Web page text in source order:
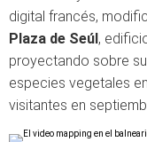
digital francés,
Plaza de Seúl,
proyectando sobre
especies vegetales
visitantes en